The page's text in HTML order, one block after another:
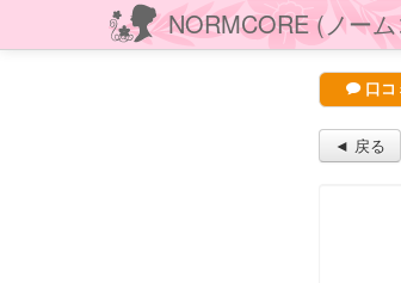
NORMCORE (ノー
口コ
◄ 戻る